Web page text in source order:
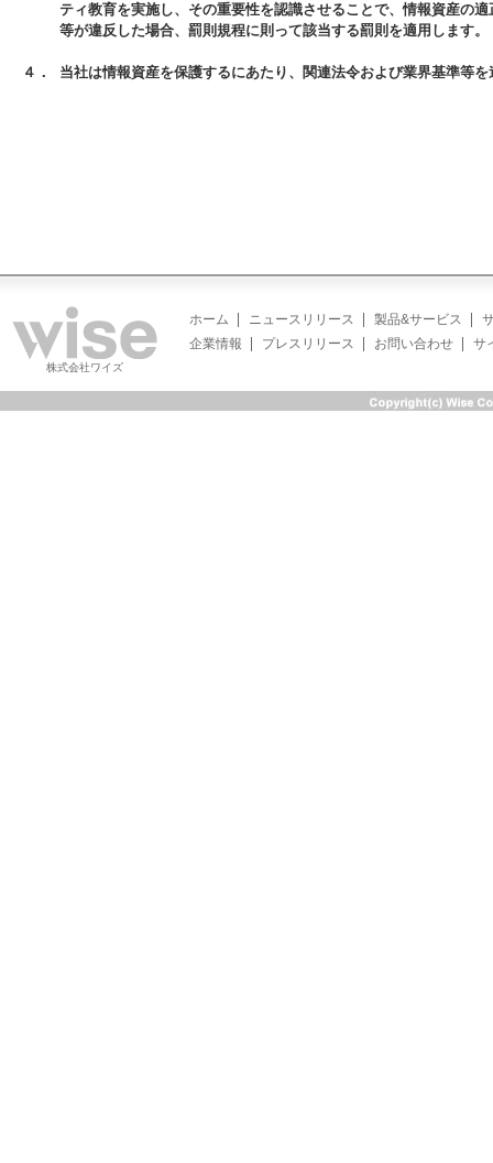
ティ教育を実施し、その重要性を認識させることで、情報資産の
等が違反した場合、罰則規程に則って該当する罰則を適用します。
４． 当社は情報資産を保護するにあたり、関連法令および業界基準等
株式会社ワイズ
ホーム ニュースリリース 製品&サービス
企業情報
プレスリリース お問い合わせ サ